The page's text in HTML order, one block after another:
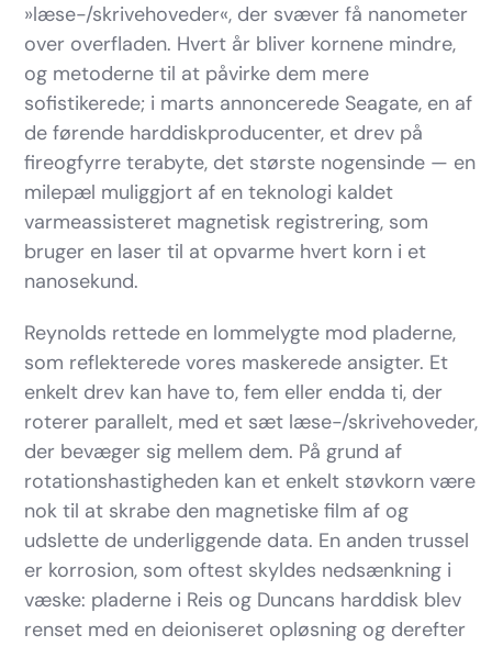
»læse-/skrivehoveder«, der svæver få nanometer
over overfladen. Hvert år bliver kornene mindre,
og metoderne til at påvirke dem mere
sofistikerede; i marts annoncerede Seagate, en af
de førende harddiskproducenter, et drev på
fireogfyrre terabyte, det største nogensinde — en
milepæl muliggjort af en teknologi kaldet
varmeassisteret magnetisk registrering, som
bruger en laser til at opvarme hvert korn i et
nanosekund.
Reynolds rettede en lommelygte mod pladerne,
som reflekterede vores maskerede ansigter. Et
enkelt drev kan have to, fem eller endda ti, der
roterer parallelt, med et sæt læse-/skrivehoveder,
der bevæger sig mellem dem. På grund af
rotationshastigheden kan et enkelt støvkorn være
nok til at skrabe den magnetiske film af og
udslette de underliggende data. En anden trussel
er korrosion, som oftest skyldes nedsænkning i
væske: pladerne i Reis og Duncans harddisk blev
renset med en deioniseret opløsning og derefter